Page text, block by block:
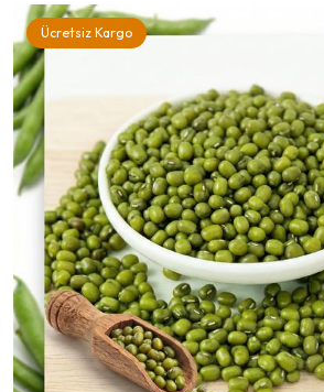
Ücretsiz Kargo